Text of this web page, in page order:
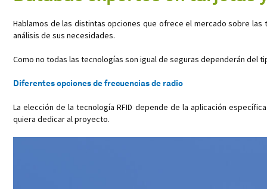
Hablamos de las distintas opciones que ofrece el mercado sobre
análisis de sus necesidades.
Como no todas las tecnologías son igual de seguras dependerán del
Diferentes opciones de frecuencias de radio
La elección de la tecnología RFID depende de la aplicación
quiera dedicar al proyecto.